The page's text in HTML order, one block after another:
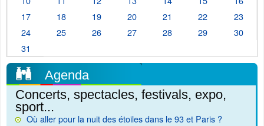
17
18 19 20 21 22
23
24
25 26 27 28 29
30
31
Agenda
Concerts, spectacles, festivals, expo,
sport...
Où aller pour la nuit des étoiles dans le 93 et Paris ?